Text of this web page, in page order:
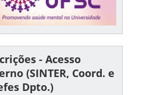
- Acesso
(SINTER, Coord. e
Dpto.)